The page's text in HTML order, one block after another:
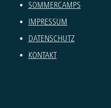
SOMMERCAMPS
IMPRESSUM
DATENSCHUTZ
KONTAKT